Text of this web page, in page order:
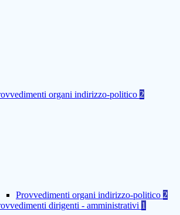
organi indirizzo-politico 2
Provvedimenti organi indirizzo-politico 2
dirigenti - amministrativi 1